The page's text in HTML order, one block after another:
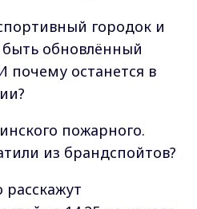
городок и
обновлённый
почему останется в
пожарного.
из брандспойтов?